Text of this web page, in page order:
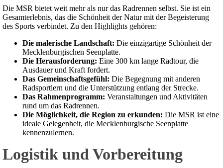
Die MSR bietet weit mehr als nur das Radrennen selbst. Sie ist ein
Gesamterlebnis, das die Schönheit der Natur mit der Begeisterung
des Sports verbindet. Zu den Highlights gehören:
Die malerische Landschaft: Die einzigartige Schönheit der
Mecklenburgischen Seenplatte.
Die Herausforderung: Eine 300 km lange Radtour, die
Ausdauer und Kraft fordert.
Das Gemeinschaftsgefühl: Die Begegnung mit anderen
Radsportlern und die Unterstützung entlang der Strecke.
Das Rahmenprogramm: Veranstaltungen und Aktivitäten
rund um das Radrennen.
Die Möglichkeit, die Region zu erkunden: Die MSR ist eine
ideale Gelegenheit, die Mecklenburgische Seenplatte
kennenzulernen.
Logistik und Vorbereitung